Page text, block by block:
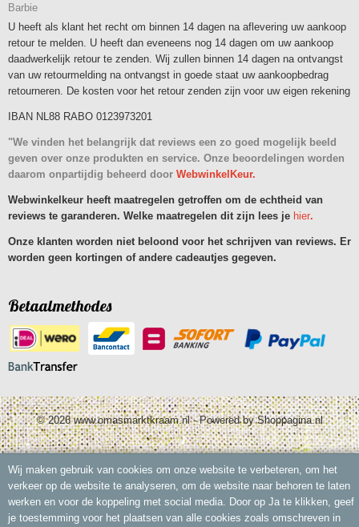
Barbie
U heeft als klant het recht om binnen 14 dagen na aflevering uw aankoop
retour te melden. U heeft dan eveneens nog 14 dagen om uw aankoop
daadwerkelijk retour te zenden. Wij zullen binnen 14 dagen na ontvangst
van uw retourmelding na ontvangst in goede staat uw aankoopbedrag
retourneren. De kosten voor het retour zenden zijn voor uw eigen rekening
IBAN NL88 RABO 0123973201
"We vinden het belangrijk dat reviews een zo goed mogelijk beeld
geven over onze produkten en service. Onze beoordelingen worden
daarom onpartijdig beheerd door WebwinkelKeur.
Webwinkelkeur heeft maatregelen getroffen om de echtheid van
reviews te garanderen. Welke maatregelen dit zijn lees je hier.
Onze klanten worden niet beloond voor het schrijven van reviews. Er
worden geen kortingen of andere cadeautjes gegeven.
Betaalmethodes
© 2026 www.omasmarktkraam.nl - Powered by Shoppagina.nl
Wij maken gebruik van cookies om onze website te verbeteren, om het
verkeer op de website te analyseren, om de website naar behoren te laten
werken en voor de koppeling met social media. Door op Ja te klikken, geef
je toestemming voor het plaatsen van alle cookies zoals omschreven in